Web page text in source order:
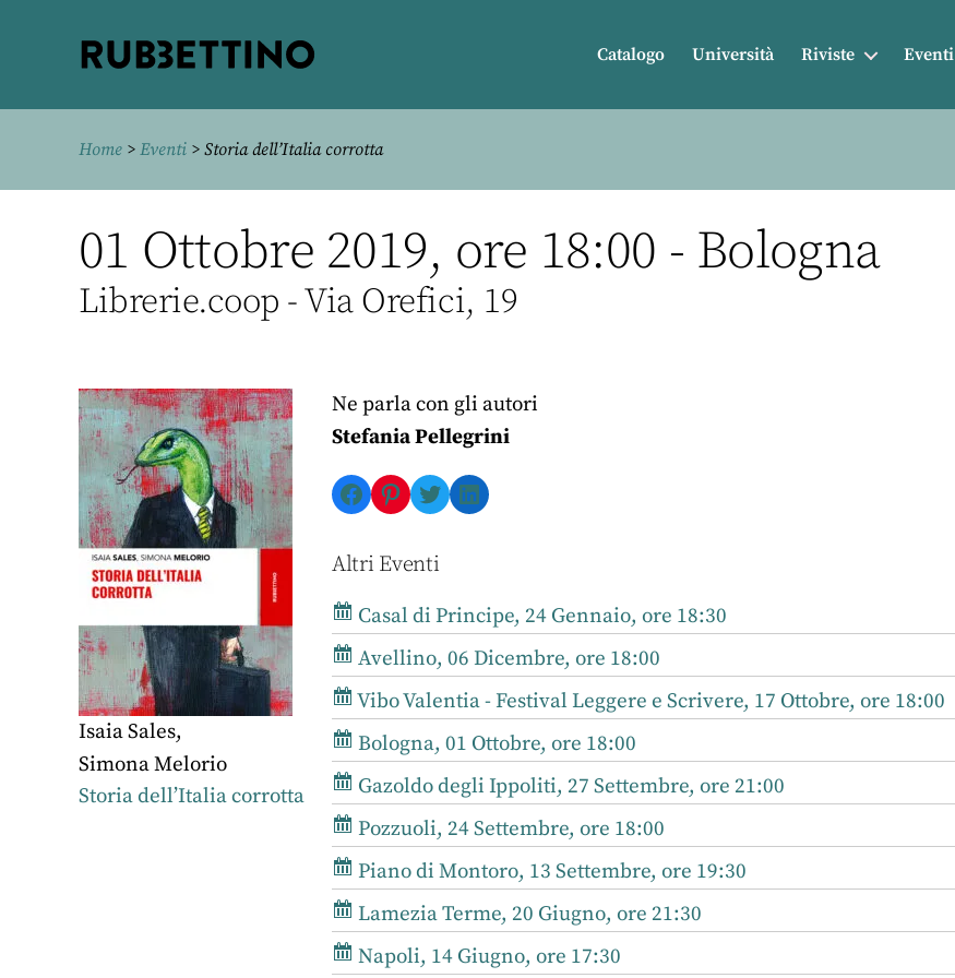
Catalogo Università Riviste Eventi
Home > Eventi > Storia dell’Italia corrotta
01 Ottobre 2019, ore 18:00 - Bologna
Librerie.coop - Via Orefici, 19
Isaia Sales,
Simona Melorio
Storia dell’Italia corrotta
Ne parla con gli autori
Stefania Pellegrini
Facebook
Pinterest
TwitterLinkedIn
Altri Eventi
Casal di Principe, 24 Gennaio, ore 18:30
Avellino, 06 Dicembre, ore 18:00
Vibo Valentia - Festival Leggere e Scrivere, 17 Ottobre, ore 18:00
Bologna, 01 Ottobre, ore 18:00
Gazoldo degli Ippoliti, 27 Settembre, ore 21:00
Pozzuoli, 24 Settembre, ore 18:00
Piano di Montoro, 13 Settembre, ore 19:30
Lamezia Terme, 20 Giugno, ore 21:30
Napoli, 14 Giugno, ore 17:30